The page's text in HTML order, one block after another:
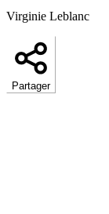
Virginie Leblanc
Partager